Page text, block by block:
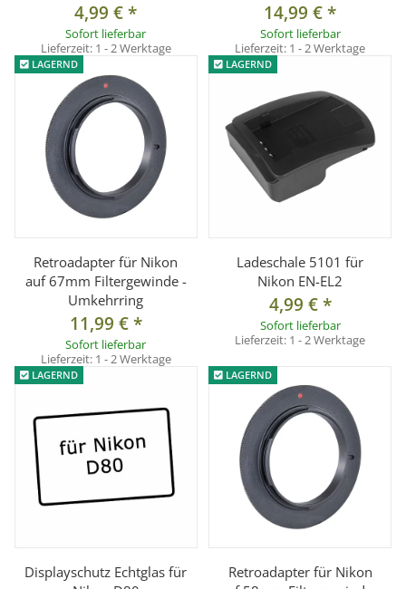
4,99 €*
Sofort lieferbar
Lieferzeit: 1 - 2 Werktage
14,99 €*
Sofort lieferbar
Lieferzeit: 1 - 2 Werktage
LAGERND
Retroadapter für Nikon
auf 67mm Filtergewinde -
Umkehrring
11,99 €*
Sofort lieferbar
Lieferzeit: 1 - 2 Werktage
LAGERND
Ladeschale 5101 für
Nikon EN-EL2
4,99 €*
Sofort lieferbar
Lieferzeit: 1 - 2 Werktage
LAGERND
Displayschutz Echtglas für
LAGERND
Retroadapter für Nikon